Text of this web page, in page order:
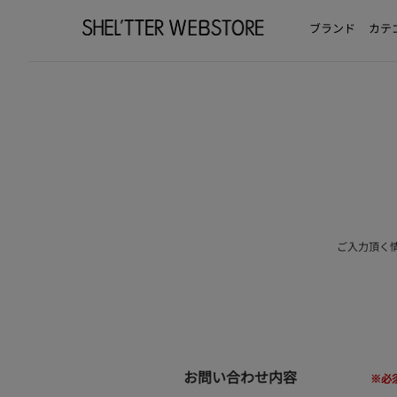
ブランド カテ
ご入力頂く
お問い合わせ内容